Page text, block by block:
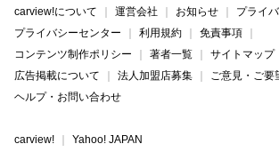
carview!について 運営会社 お知らせ
プライ
プライバシーセンター
利用規約
免責事項
コンテンツ制作ポリシー
著者一覧
サイトマップ
広告掲載について
法人加盟店募集
ご意見・ご要
ヘルプ・お問い合わせ
carview! Yahoo! JAPAN